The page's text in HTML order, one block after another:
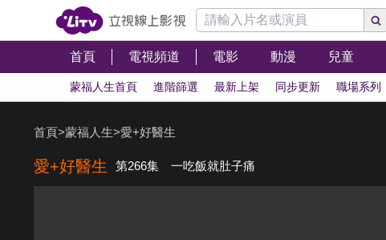
首頁 電視頻道 電影 動漫 兒童
蒙福人生首頁 進階篩選 最新上架 同步更新 職場系列
首頁>蒙福人生>愛+好醫生
愛+好醫生 第266集 一吃飯就肚子痛